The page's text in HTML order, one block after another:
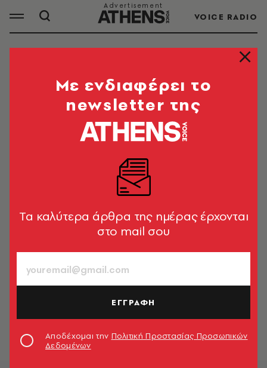
VOICE RADIO
ΚΡΙΣΤΟΦΕΡ ΝΟΛΑΝ
ΟΛΑ ΤΑ ΑΡΘΡΑ ΤΟΥ TAG
ΚΙΝΗΜΑΤΟΓΡΑΦΟΣ
για το επικό φιλμ του Κρίστοφερ
Νόλαν
ΚΙΝΗΜΑΤΟΓΡΑΦΟΣ
του Κρίστοφερ Νόλαν και είναι
Γιάννης Δαββέτας
Mε ενδιαφέρει το
newsletter της
Tα καλύτερα άρθρα της ημέρας έρχονται
στο mail σου
ΕΓΓΡΑΦΗ
Αποδέχομαι την Πολιτική Προστασίας Προσωπικών
Δεδομένων